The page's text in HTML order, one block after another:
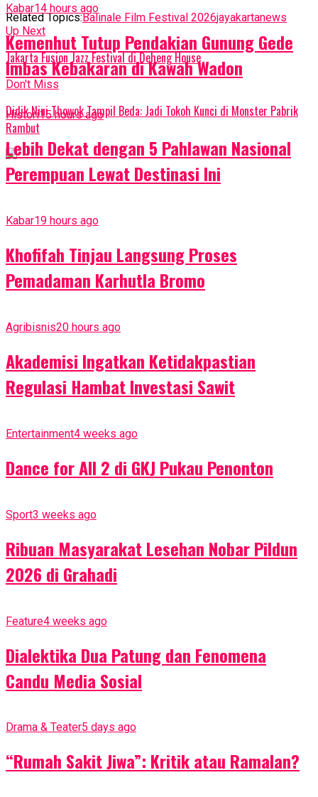
Related Topics:Balinale Film Festival 2026jayakartanews
Up Next
Jakarta Fusion Jazz Festival di Deheng House
Don't Miss
Didik Nini Thowok Tampil Beda: Jadi Tokoh Kunci di Monster Pabrik
Rambut
Kabar14 hours ago
Kemenhut Tutup Pendakian Gunung Gede
Imbas Kebakaran di Kawah Wadon
Histori15 hours ago
Lebih Dekat dengan 5 Pahlawan Nasional
Perempuan Lewat Destinasi Ini
Kabar19 hours ago
Khofifah Tinjau Langsung Proses
Pemadaman Karhutla Bromo
Agribisnis20 hours ago
Akademisi Ingatkan Ketidakpastian
Regulasi Hambat Investasi Sawit
Entertainment4 weeks ago
Dance for All 2 di GKJ Pukau Penonton
Sport3 weeks ago
Ribuan Masyarakat Lesehan Nobar Pildun
2026 di Grahadi
Feature4 weeks ago
Dialektika Dua Patung dan Fenomena
Candu Media Sosial
Drama & Teater5 days ago
“Rumah Sakit Jiwa”: Kritik atau Ramalan?